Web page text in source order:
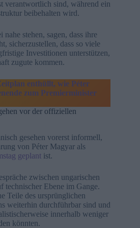
verantwortlich sind, während ein
beibehalten wird.
stehen, sagen, dass ihre
sicherzustellen, dass so viele
Investitionen unterstützen,
zugute kommen.
enthüllt, wie Péter
zum Premierminister
vor der offiziellen
gesehen vorerst informell,
von Péter Magyar als
geplant ist.
zwischen ungarischen
technischer Ebene im Gange.
Teile des ursprünglichen
weiterhin durchführbar sind und
innerhalb weniger
könnten.